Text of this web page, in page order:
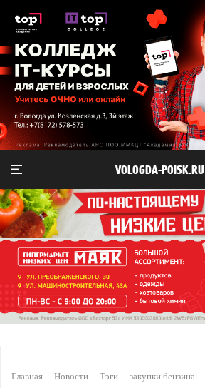
VOLOGDA-POISK.RU
Главная Новости Тэги закупки бензина